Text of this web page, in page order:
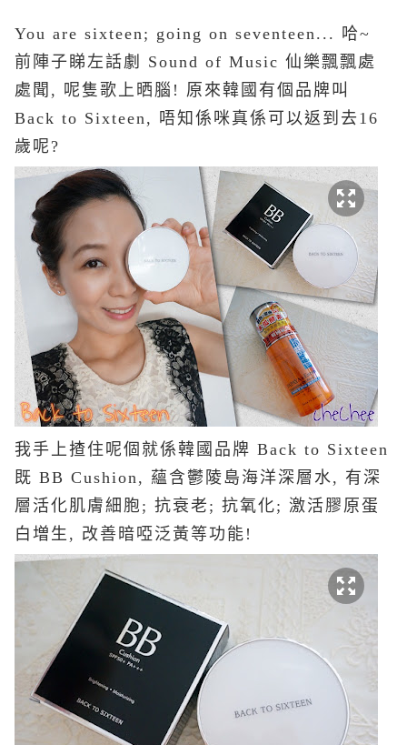
You are sixteen; going on seventeen... 哈~
前陣子睇左話劇 Sound of Music 仙樂飄飄處
處聞, 呢隻歌上晒腦! 原來韓國有個品牌叫
Back to Sixteen, 唔知係咪真係可以返到去16
歲呢?
我手上揸住呢個就係韓國品牌 Back to Sixteen
既 BB Cushion, 蘊含鬱陵島海洋深層水, 有深
層活化肌膚細胞; 抗衰老; 抗氧化; 激活膠原蛋
白増生, 改善暗啞泛黃等功能!